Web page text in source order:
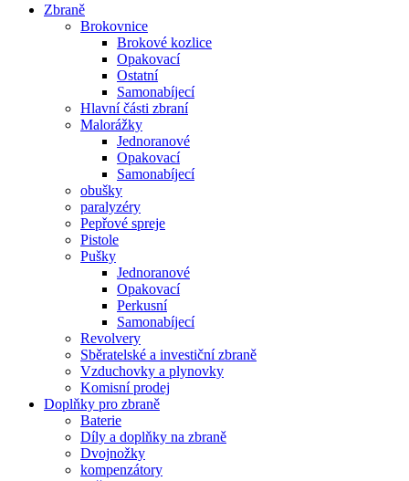
Zbraně
Brokovnice
Brokové kozlice
Opakovací
Ostatní
Samonabíjecí
Hlavní části zbraní
Malorážky
Jednoranové
Opakovací
Samonabíjecí
obušky
paralyzéry
Pepřové spreje
Pistole
Pušky
Jednoranové
Opakovací
Perkusní
Samonabíjecí
Revolvery
Sběratelské a investiční zbraně
Vzduchovky a plynovky
Komisní prodej
Doplňky pro zbraně
Baterie
Díly a doplňky na zbraně
Dvojnožky
kompenzátory